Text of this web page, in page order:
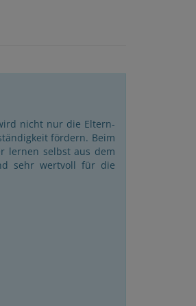
nicht nur die Eltern-
fördern. Beim
lernen selbst aus dem
sehr wertvoll für die